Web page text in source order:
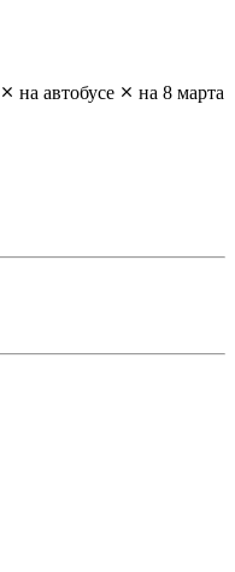
на автобусе на 8 марта